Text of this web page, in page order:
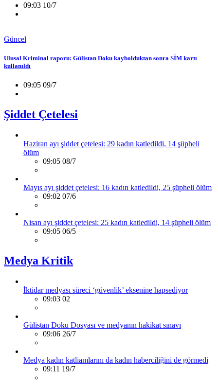
09:03 10/7
Güncel
Ulusal Kriminal raporu: Gülistan Doku kaybolduktan sonra SİM kartı
kullanıldı
09:05 09/7
Şiddet Çetelesi
Haziran ayı şiddet çetelesi: 29 kadın katledildi, 14 şüpheli
ölüm
09:05 08/7
Mayıs ayı şiddet çetelesi: 16 kadın katledildi, 25 şüpheli ölüm
09:02 07/6
Nisan ayı şiddet çetelesi: 25 kadın katledildi, 14 şüpheli ölüm
09:05 06/5
Medya Kritik
İktidar medyası süreci ‘güvenlik’ eksenine hapsediyor
09:03 02
Gülistan Doku Dosyası ve medyanın hakikat sınavı
09:06 26/7
Medya kadın katliamlarını da kadın haberciliğini de görmedi
09:11 19/7